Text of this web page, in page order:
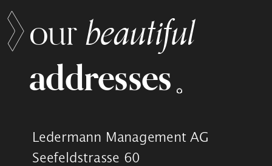
our beautiful
addresses
Ledermann Management AG
Seefeldstrasse 60